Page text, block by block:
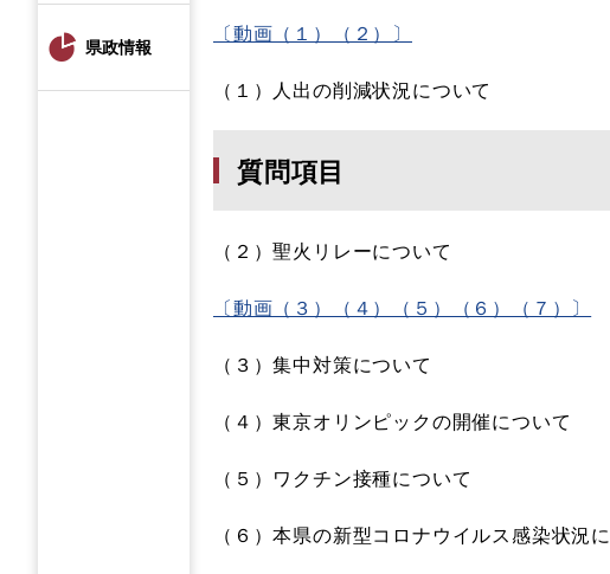
県政情報
〔動画（１）（２）〕
（１）人出の削減状況について
質問項目
（２）聖火リレーについて
〔動画（３）（４）（５）（６）（７）〕
（３）集中対策について
（４）東京オリンピックの開催について
（５）ワクチン接種について
（６）本県の新型コロナウイルス感染状況